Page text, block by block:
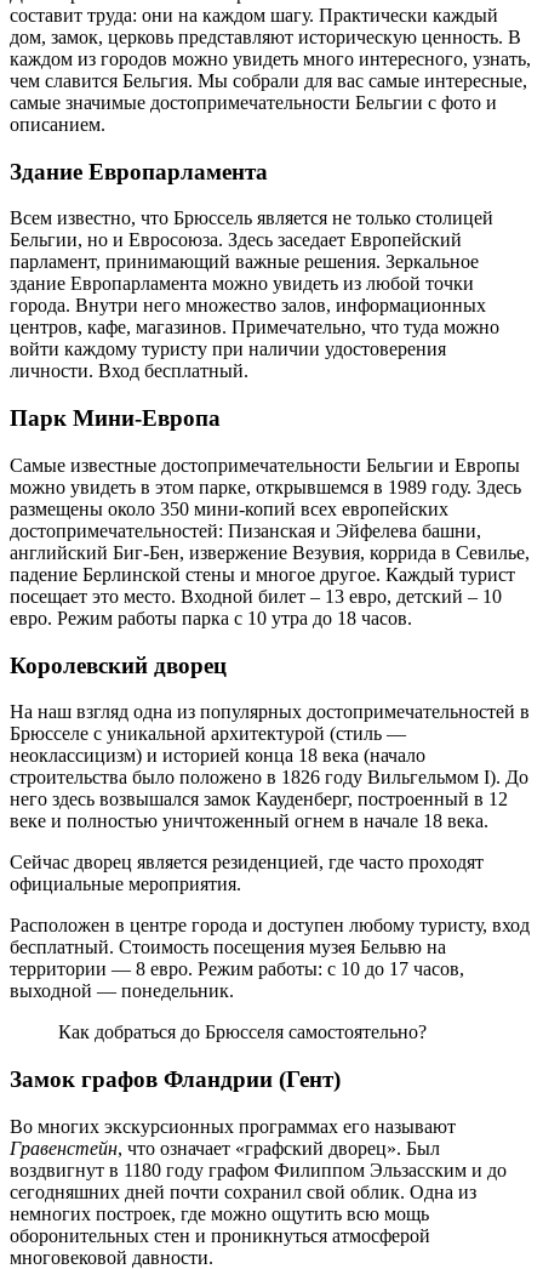
составит труда: они на каждом шагу. Практически каждый
дом, замок, церковь представляют историческую ценность. В
каждом из городов можно увидеть много интересного, узнать,
чем славится Бельгия. Мы собрали для вас самые интересные,
самые значимые достопримечательности Бельгии с фото и
описанием.
Здание Европарламента
Всем известно, что Брюссель является не только столицей
Бельгии, но и Евросоюза. Здесь заседает Европейский
парламент, принимающий важные решения. Зеркальное
здание Европарламента можно увидеть из любой точки
города. Внутри него множество залов, информационных
центров, кафе, магазинов. Примечательно, что туда можно
войти каждому туристу при наличии удостоверения
личности. Вход бесплатный.
Парк Мини-Европа
Самые известные достопримечательности Бельгии и Европы
можно увидеть в этом парке, открывшемся в 1989 году. Здесь
размещены около 350 мини-копий всех европейских
достопримечательностей: Пизанская и Эйфелева башни,
английский Биг-Бен, извержение Везувия, коррида в Севилье,
падение Берлинской стены и многое другое. Каждый турист
посещает это место. Входной билет – 13 евро, детский – 10
евро. Режим работы парка с 10 утра до 18 часов.
Королевский дворец
На наш взгляд одна из популярных достопримечательностей в
Брюсселе с уникальной архитектурой (стиль —
неоклассицизм) и историей конца 18 века (начало
строительства было положено в 1826 году Вильгельмом I). До
него здесь возвышался замок Кауденберг, построенный в 12
веке и полностью уничтоженный огнем в начале 18 века.
Сейчас дворец является резиденцией, где часто проходят
официальные мероприятия.
Расположен в центре города и доступен любому туристу, вход
бесплатный. Стоимость посещения музея Бельвю на
территории — 8 евро. Режим работы: с 10 до 17 часов,
выходной — понедельник.
Как добраться до Брюсселя самостоятельно?
Замок графов Фландрии (Гент)
Во многих экскурсионных программах его называют
Гравенстейн, что означает «графский дворец». Был
воздвигнут в 1180 году графом Филиппом Эльзасским и до
сегодняшних дней почти сохранил свой облик. Одна из
немногих построек, где можно ощутить всю мощь
оборонительных стен и проникнуться атмосферой
многовековой давности.